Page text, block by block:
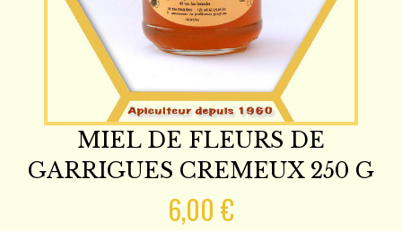
MIEL DE FLEURS DE
GARRIGUES CREMEUX 250 G
6,00 €